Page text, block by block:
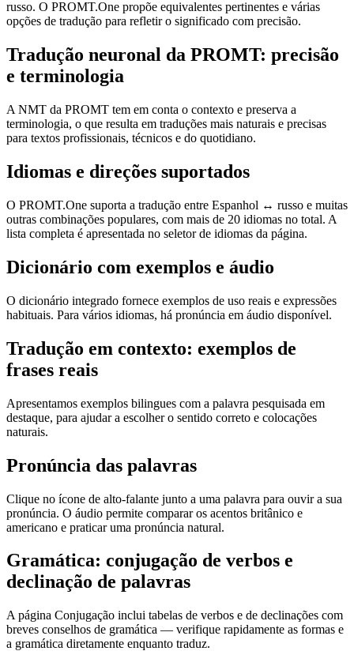
russo. O PROMT.One propõe equivalentes pertinentes e várias
opções de tradução para refletir o significado com precisão.
Tradução neuronal da PROMT: precisão
e terminologia
A NMT da PROMT tem em conta o contexto e preserva a
terminologia, o que resulta em traduções mais naturais e precisas
para textos profissionais, técnicos e do quotidiano.
Idiomas e direções suportados
O PROMT.One suporta a tradução entre Espanhol ↔ russo e muitas
outras combinações populares, com mais de 20 idiomas no total. A
lista completa é apresentada no seletor de idiomas da página.
Dicionário com exemplos e áudio
O dicionário integrado fornece exemplos de uso reais e expressões
habituais. Para vários idiomas, há pronúncia em áudio disponível.
Tradução em contexto: exemplos de
frases reais
Apresentamos exemplos bilingues com a palavra pesquisada em
destaque, para ajudar a escolher o sentido correto e colocações
naturais.
Pronúncia das palavras
Clique no ícone de alto-falante junto a uma palavra para ouvir a sua
pronúncia. O áudio permite comparar os acentos britânico e
americano e praticar uma pronúncia natural.
Gramática: conjugação de verbos e
declinação de palavras
A página Conjugação inclui tabelas de verbos e de declinações com
breves conselhos de gramática — verifique rapidamente as formas e
a gramática diretamente enquanto traduz.